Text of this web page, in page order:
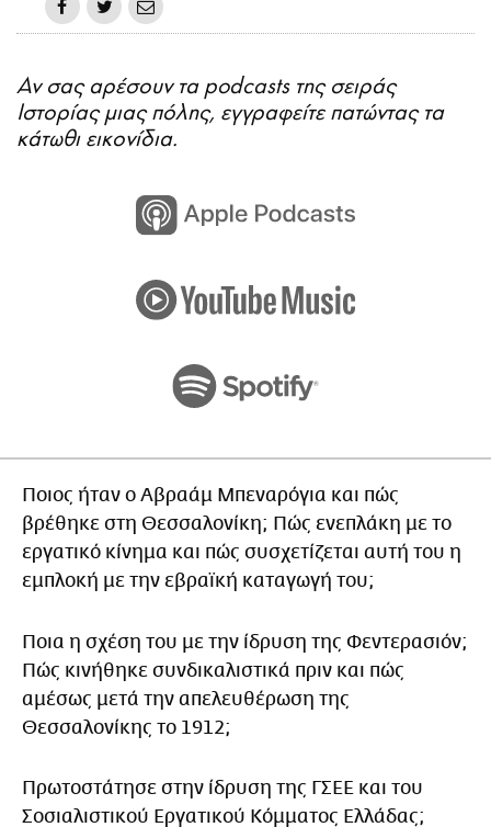
Αν σας αρέσουν τα podcasts της σειράς
Ιστορίας μιας πόλης, εγγραφείτε πατώντας τα
κάτωθι εικονίδια.
Ποιος ήταν ο Αβραάμ Μπεναρόγια και πώς
βρέθηκε στη Θεσσαλονίκη; Πώς ενεπλάκη με το
εργατικό κίνημα και πώς συσχετίζεται αυτή του η
εμπλοκή με την εβραϊκή καταγωγή του;
Ποια η σχέση του με την ίδρυση της Φεντερασιόν;
Πώς κινήθηκε συνδικαλιστικά πριν και πώς
αμέσως μετά την απελευθέρωση της
Θεσσαλονίκης το 1912;
Πρωτοστάτησε στην ίδρυση της ΓΣΕΕ και του
Σοσιαλιστικού Εργατικού Κόμματος Ελλάδας;